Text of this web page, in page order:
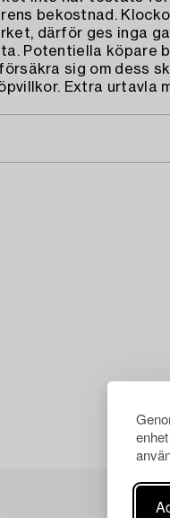
bekostnad.
därför ges inga
Potentiella köpare
sig om dess
Extra urtavla